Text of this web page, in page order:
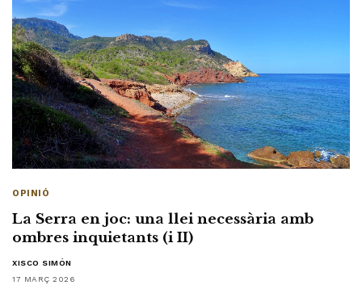
OPINIÓ
La Serra en joc: una llei necessària amb
ombres inquietants (i II)
XISCO SIMÓN
17 MARÇ 2026